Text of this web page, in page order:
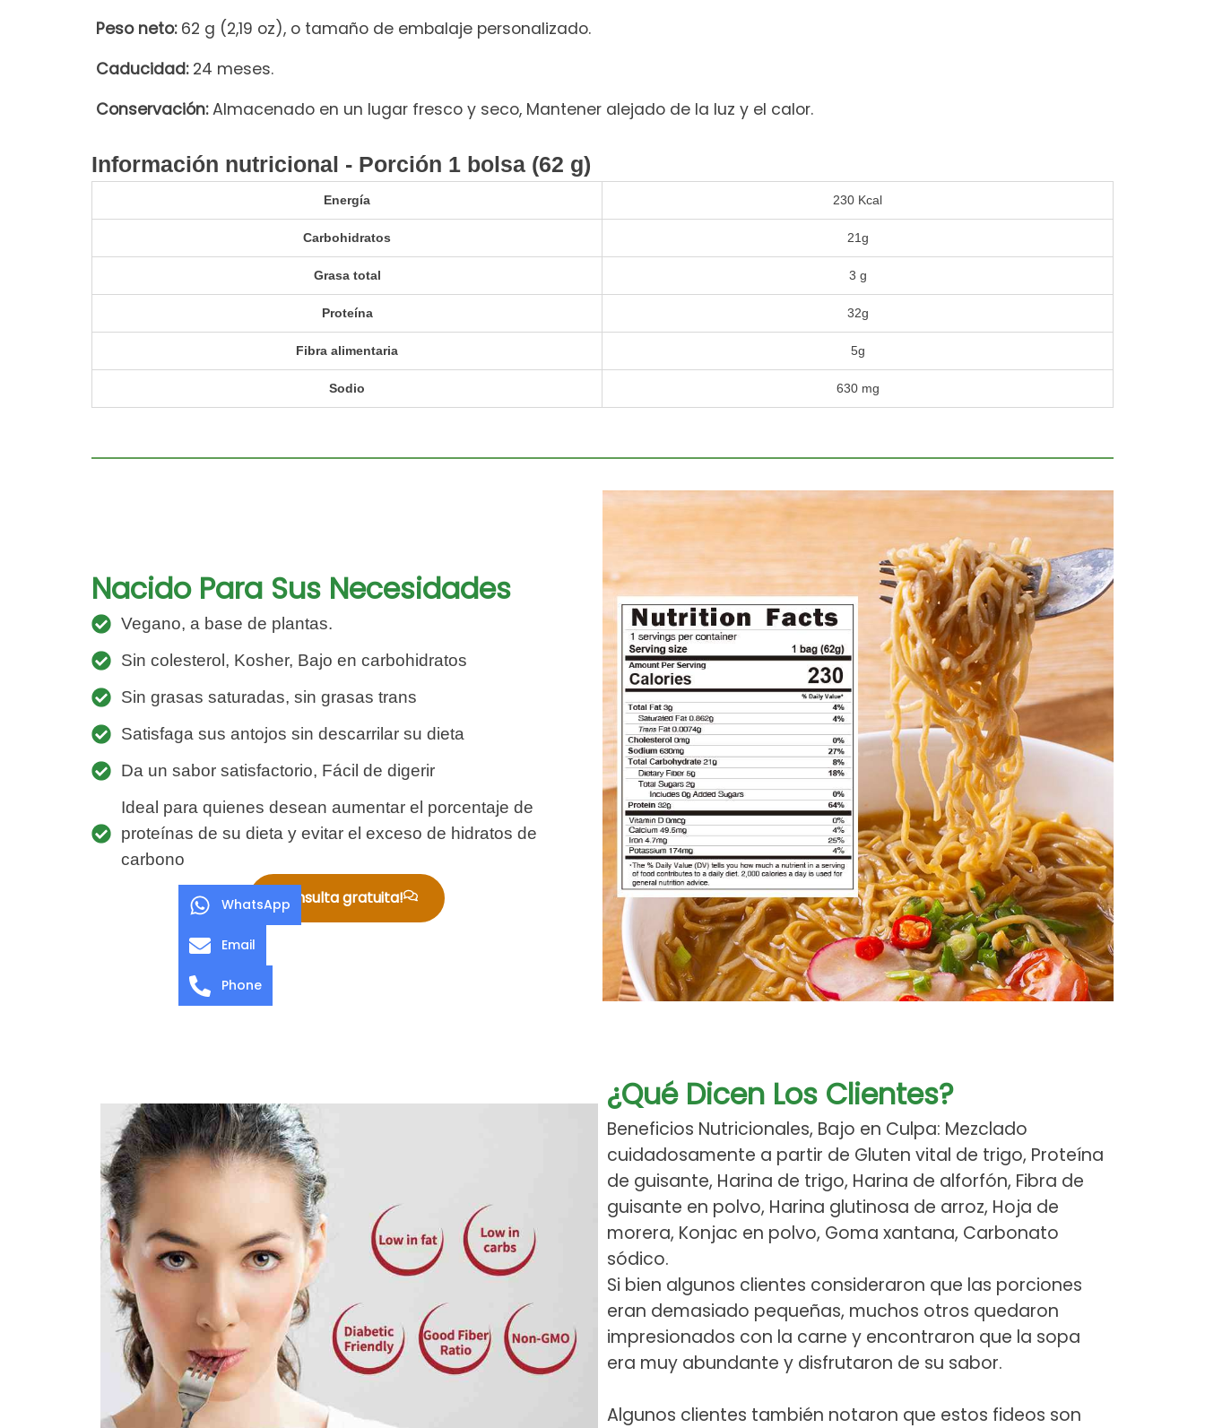
Peso neto:62 g (2,19 oz), o tamaño de embalaje personalizado.
Caducidad:24 meses.
Conservación:Almacenado en un lugar fresco y seco, Mantener alejado de la luz y el calor.
Información nutricional - Porción 1 bolsa (62 g)
Energía 230 Kcal
Carbohidratos 21g
Grasa total 3 g
Proteína 32g
Fibra alimentaria 5g
Sodio 630 mg
Nacido Para Sus Necesidades
Vegano, a base de plantas.
Sin colesterol, Kosher, Bajo en carbohidratos
Sin grasas saturadas, sin grasas trans
Satisfaga sus antojos sin descarrilar su dieta
Da un sabor satisfactorio, Fácil de digerir
Ideal para quienes desean aumentar el porcentaje de
proteínas de su dieta y evitar el exceso de hidratos de
carbono
Consulta gratuita!
¿Qué Dicen Los Clientes?
Beneficios Nutricionales, Bajo en Culpa: Mezclado
cuidadosamente a partir de Gluten vital de trigo, Proteína
de guisante, Harina de trigo, Harina de alforfón, Fibra de
guisante en polvo, Harina glutinosa de arroz, Hoja de
morera, Konjac en polvo, Goma xantana, Carbonato
sódico.
Si bien algunos clientes consideraron que las porciones
eran demasiado pequeñas, muchos otros quedaron
impresionados con la carne y encontraron que la sopa
era muy abundante y disfrutaron de su sabor.
Algunos clientes también notaron que estos fideos son
WhatsApp
Email
Phone